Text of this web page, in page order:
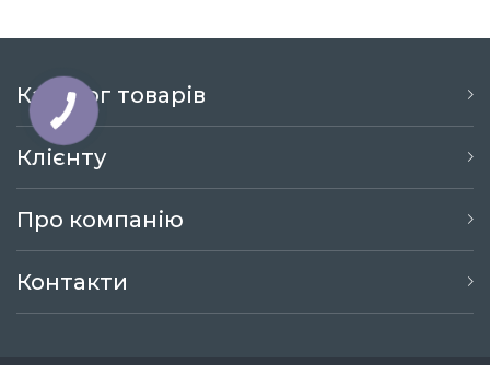
Каталог товарів
Клієнту
Про компанію
Контакти